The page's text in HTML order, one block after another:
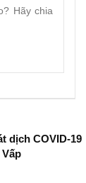
dịch COVID-19